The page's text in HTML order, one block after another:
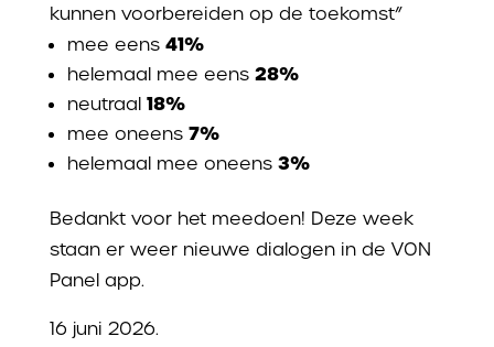
kunnen voorbereiden op de toekomst”
mee eens 41%
helemaal mee eens 28%
neutraal 18%
mee oneens 7%
helemaal mee oneens 3%
Bedankt voor het meedoen! Deze week
staan er weer nieuwe dialogen in de VON
Panel app.
16 juni 2026.